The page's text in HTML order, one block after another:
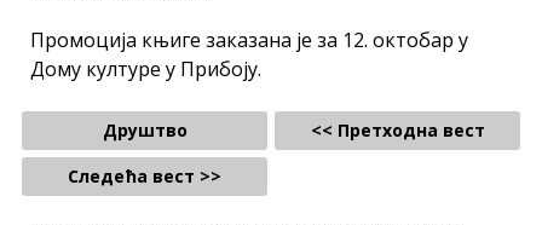
Промоција књиге заказана је за 12. октобар у
Дому културе у Прибоју.
Друштво
<< Претходна вест
Следећа вест >>